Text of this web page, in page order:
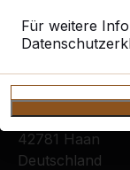
Für weitere
HeBlad
Diekerstraße 97
42781 Haan
Deutschland